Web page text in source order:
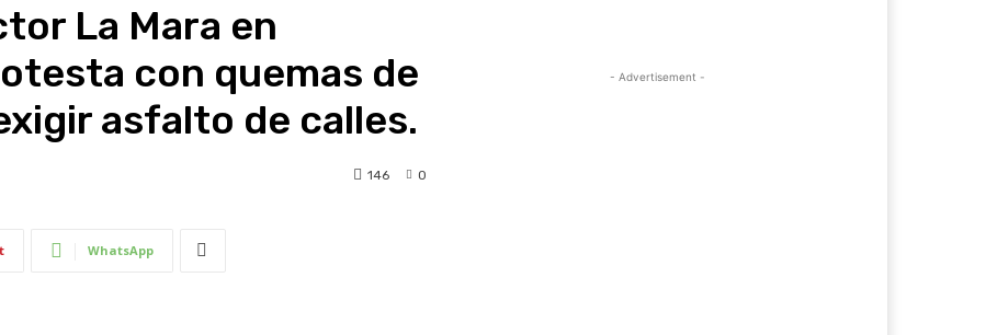
La Mara en
con quemas de
asfalto de calles.
0
146
WhatsApp
- Advertisement -